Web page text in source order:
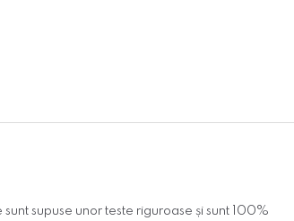
sunt supuse unor teste riguroase și sunt 100%